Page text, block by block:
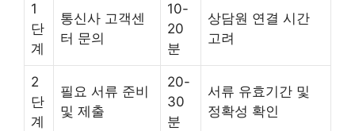
1
단
계
통신사 고객센
터 문의
10-
20
분
상담원 연결 시간
고려
2
단
계
필요 서류 준비
및 제출
20-
30
분
서류 유효기간 및
정확성 확인